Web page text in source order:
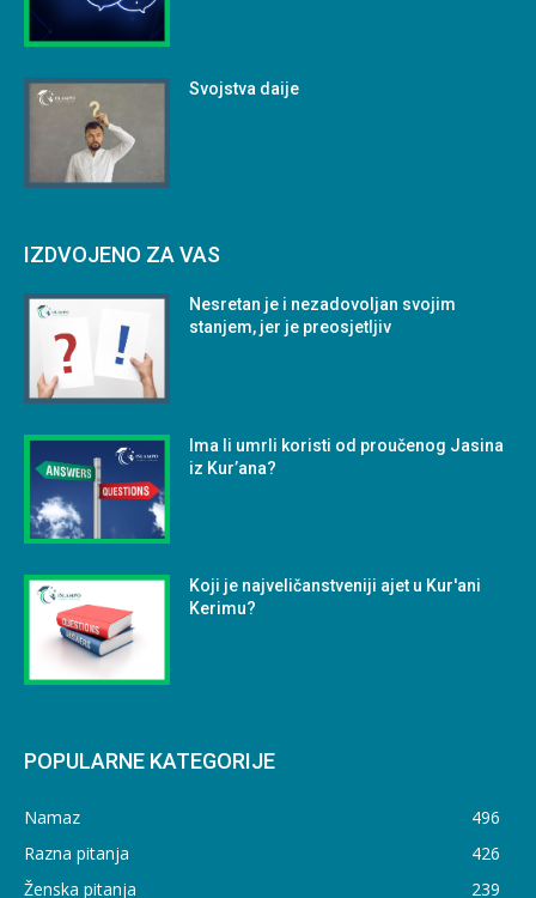
Svojstva daije
IZDVOJENO ZA VAS
Nesretan je i nezadovoljan svojim
stanjem, jer je preosjetljiv
Ima li umrli koristi od proučenog Jasina
iz Kur’ana?
Koji je najveličanstveniji ajet u Kur'ani
Kerimu?
POPULARNE KATEGORIJE
Namaz
496
Razna pitanja
426
Ženska pitanja
239